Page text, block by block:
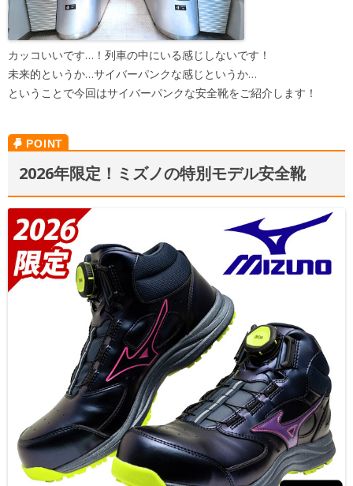
カッコいいです…！列車の中にいる感じしないです！
未来的というか…サイバーパンクな感じというか…
ということで今回はサイバーパンクな安全靴をご紹介します！
2026年限定！ミズノの特別モデル安全靴